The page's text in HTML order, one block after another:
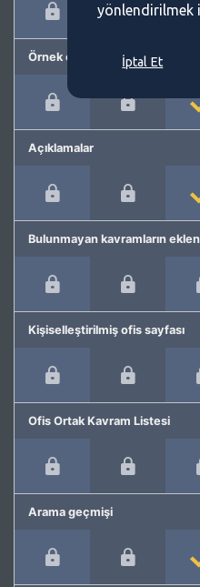
Örnek cümleler
Açıklamalar
Bulunmayan kavramların
Kişiselleştirilmiş ofis sayfası
Ofis Ortak Kavram Listesi
Arama geçmişi
yönlendirilmek
İptal Et